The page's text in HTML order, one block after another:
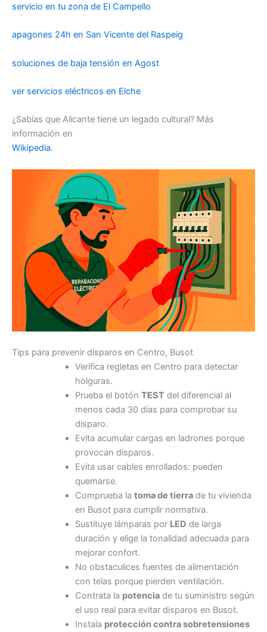
servicio en tu zona de El Campello
apagones 24h en San Vicente del Raspeig
soluciones de baja tensión en Agost
ver servicios eléctricos en Elche
¿Sabías que Alicante tiene un legado cultural? Más
información en
Wikipedia.
Tips para prevenir disparos en Centro, Busot
Verifica regletas en Centro para detectar
holguras.
Prueba el botón TESTdel diferencial al
menos cada 30 días para comprobar su
disparo.
Evita acumular cargas en ladrones porque
provocan disparos.
Evita usar cables enrollados: pueden
quemarse.
Comprueba la toma de tierrade tu vivienda
en Busot para cumplir normativa.
Sustituye lámparas por LED de larga
duración y elige la tonalidad adecuada para
mejorar confort.
No obstaculices fuentes de alimentación
con telas porque pierden ventilación.
Contrata la potenciade tu suministro según
el uso real para evitar disparos en Busot.
Instala protección contra sobretensiones